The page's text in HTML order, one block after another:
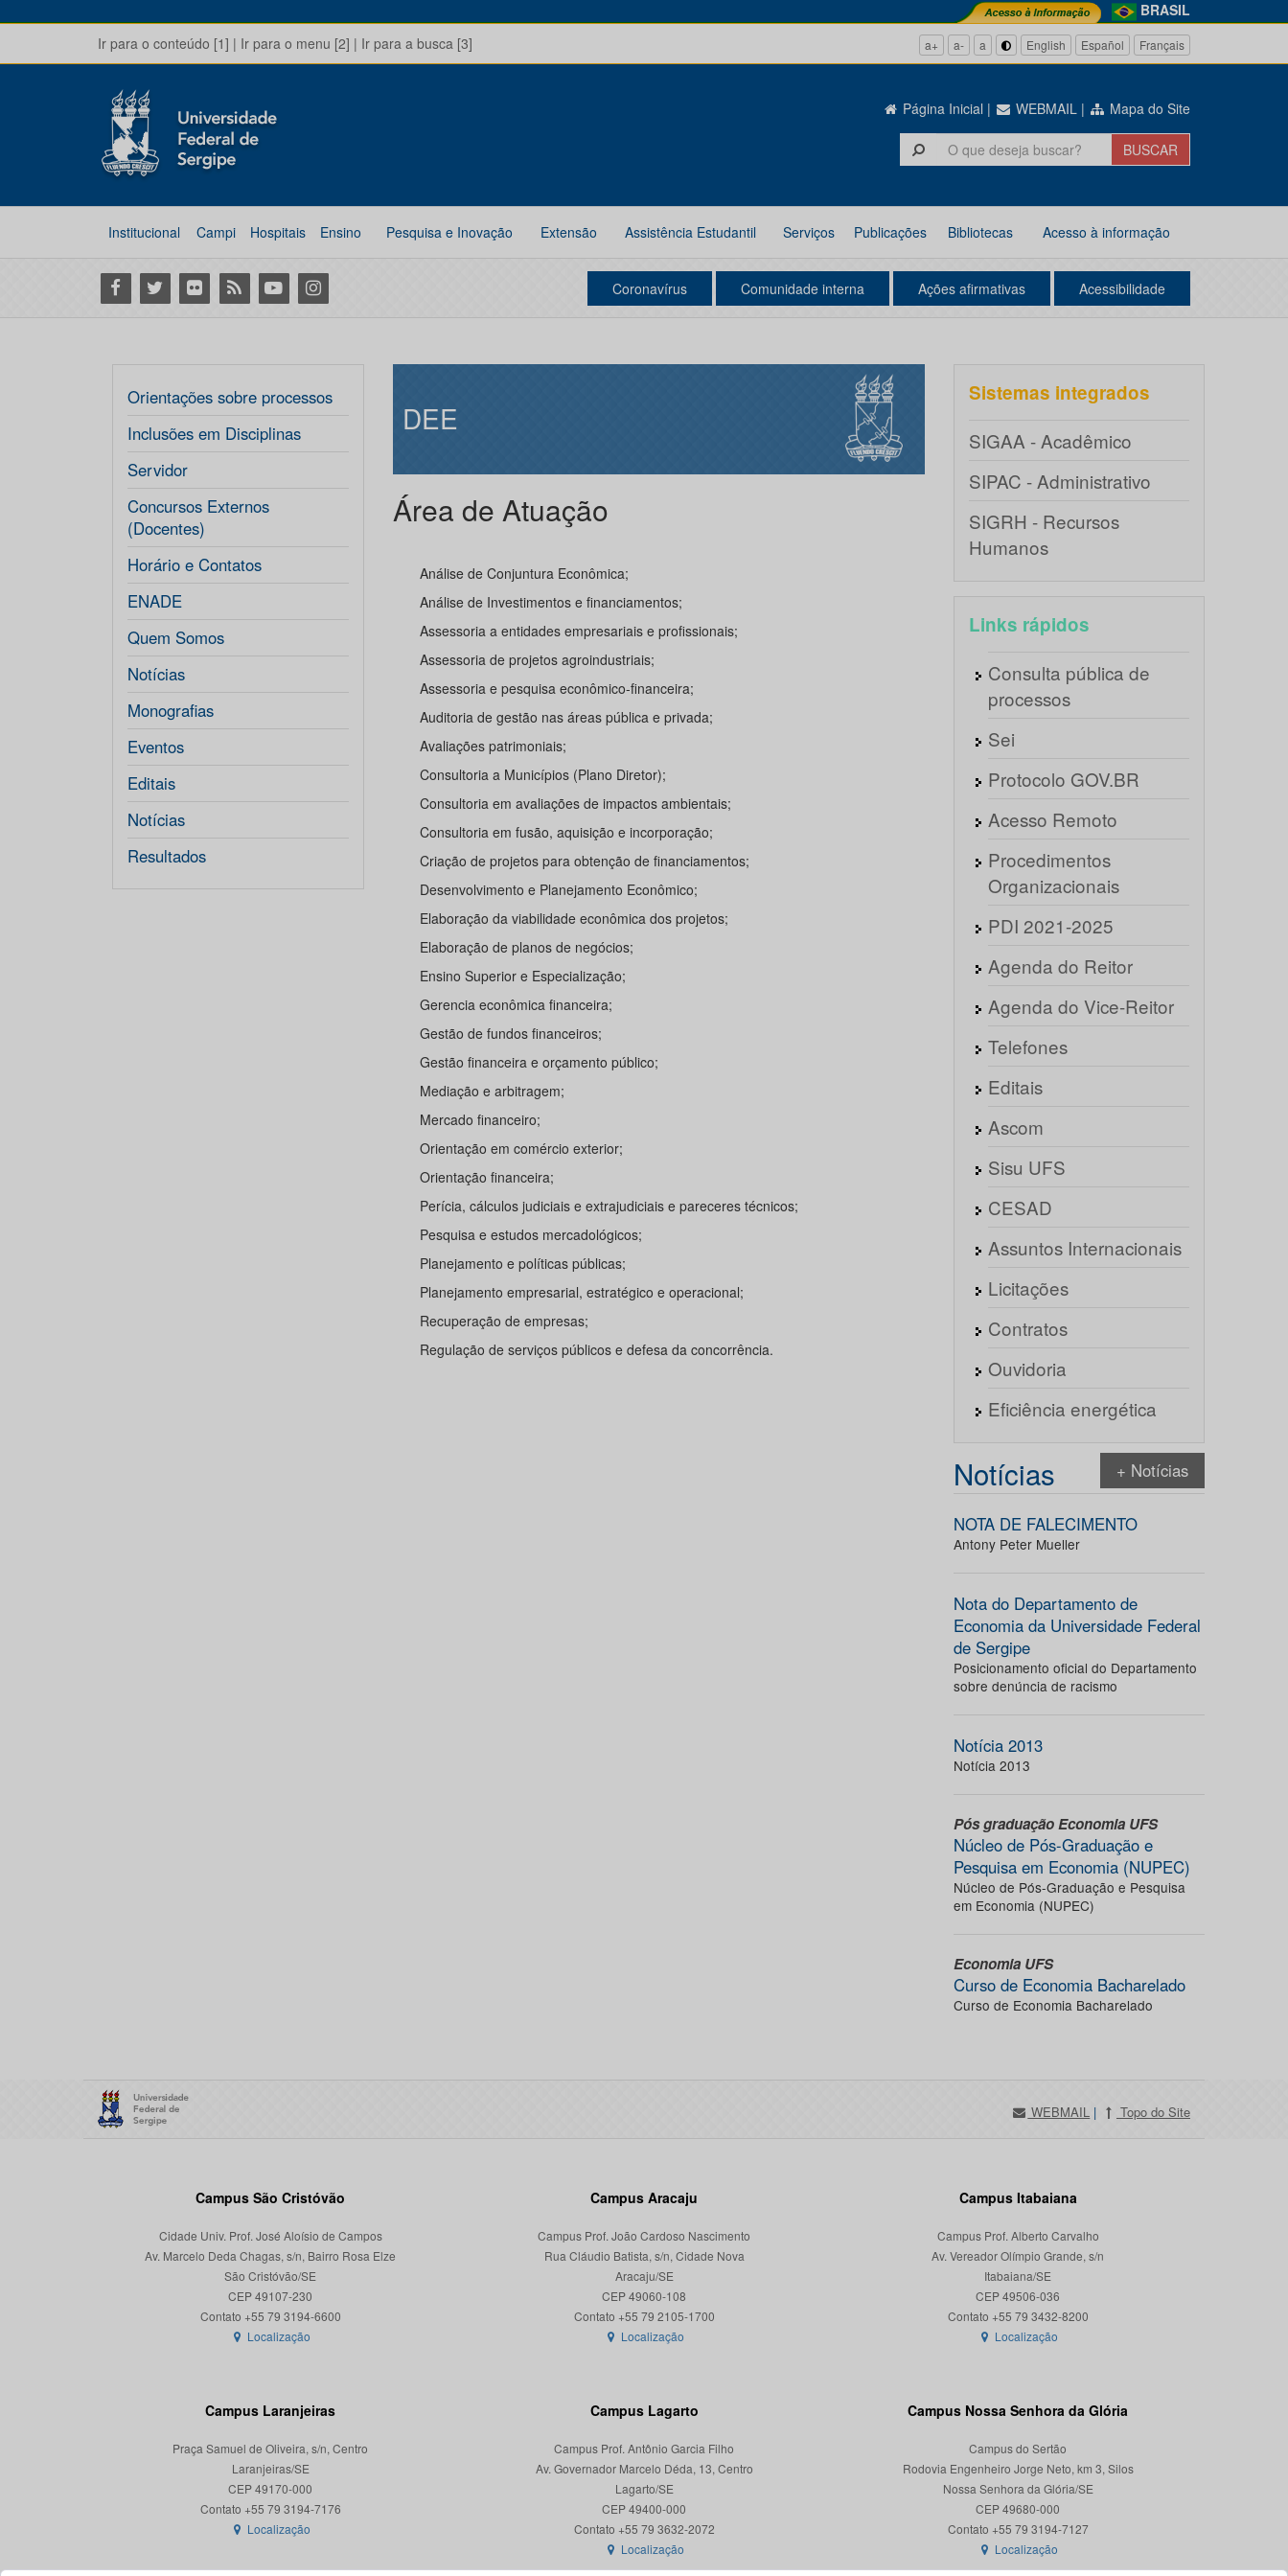
BRASIL
Ir para o conteúdo [1] | Ir para o menu [2] | Ir para a busca [3] a+ a- a English Español Français
Página Inicial | WEBMAIL | Mapa do Site
Institucional Campi Hospitais Ensino Pesquisa e Inovação Extensão Assistência Estudantil Serviços Publicações Bibliotecas Acesso à informação
Facebook
Twitter Flickr RSS YoutubeInstagram Coronavírus Comunidade interna Ações afirmativas Acessibilidade
Orientações sobre processos
Inclusões em Disciplinas
Servidor
Concursos Externos
(Docentes)
Horário e Contatos
ENADE
Quem Somos
Notícias
Monografias
Eventos
Editais
Notícias
Resultados
DEE
Área de Atuação
Análise de Conjuntura Econômica;
Análise de Investimentos e financiamentos;
Assessoria a entidades empresariais e profissionais;
Assessoria de projetos agroindustriais;
Assessoria e pesquisa econômico-financeira;
Auditoria de gestão nas áreas pública e privada;
Avaliações patrimoniais;
Consultoria a Municípios (Plano Diretor);
Consultoria em avaliações de impactos ambientais;
Consultoria em fusão, aquisição e incorporação;
Criação de projetos para obtenção de financiamentos;
Desenvolvimento e Planejamento Econômico;
Elaboração da viabilidade econômica dos projetos;
Elaboração de planos de negócios;
Ensino Superior e Especialização;
Gerencia econômica financeira;
Gestão de fundos financeiros;
Gestão financeira e orçamento público;
Mediação e arbitragem;
Mercado financeiro;
Orientação em comércio exterior;
Orientação financeira;
Perícia, cálculos judiciais e extrajudiciais e pareceres técnicos;
Pesquisa e estudos mercadológicos;
Planejamento e políticas públicas;
Planejamento empresarial, estratégico e operacional;
Recuperação de empresas;
Regulação de serviços públicos e defesa da concorrência.
Sistemas integrados
SIGAA - Acadêmico
SIPAC - Administrativo
SIGRH - Recursos
Humanos
Links rápidos
Consulta pública de
processos
Sei
Protocolo GOV.BR
Acesso Remoto
Procedimentos
Organizacionais
PDI 2021-2025
Agenda do Reitor
Agenda do Vice-Reitor
Telefones
Editais
Ascom
Sisu UFS
CESAD
Assuntos Internacionais
Licitações
Contratos
Ouvidoria
Eficiência energética
Notícias + Notícias
NOTA DE FALECIMENTO
Antony Peter Mueller
Nota do Departamento de
Economia da Universidade Federal
de Sergipe
Posicionamento oficial do Departamento
sobre denúncia de racismo
Notícia 2013
Notícia 2013
Pós graduação Economia UFS
Núcleo de Pós-Graduação e
Pesquisa em Economia (NUPEC)
Núcleo de Pós-Graduação e Pesquisa
em Economia (NUPEC)
Economia UFS
Curso de Economia Bacharelado
Curso de Economia Bacharelado
WEBMAIL | Topo do Site
Campus São Cristóvão
Cidade Univ. Prof. José Aloísio de Campos
Av. Marcelo Deda Chagas, s/n, Bairro Rosa Elze
São Cristóvão/SE
CEP 49107-230
Localização
Campus Aracaju
Campus Prof. João Cardoso Nascimento
Rua Cláudio Batista, s/n, Cidade Nova
Aracaju/SE
CEP 49060-108
Localização
Campus Itabaiana
Campus Prof. Alberto Carvalho
Av. Vereador Olímpio Grande, s/n
Itabaiana/SE
CEP 49506-036
Localização
Campus Laranjeiras
Praça Samuel de Oliveira, s/n, Centro
Laranjeiras/SE
CEP 49170-000
Localização
Campus Lagarto
Campus Prof. Antônio Garcia Filho
Av. Governador Marcelo Déda, 13, Centro
Lagarto/SE
CEP 49400-000
Localização
Campus Nossa Senhora da Glória
Campus do Sertão
Rodovia Engenheiro Jorge Neto, km 3, Silos
Nossa Senhora da Glória/SE
CEP 49680-000
Contato +55 79 3194-7127
Localização